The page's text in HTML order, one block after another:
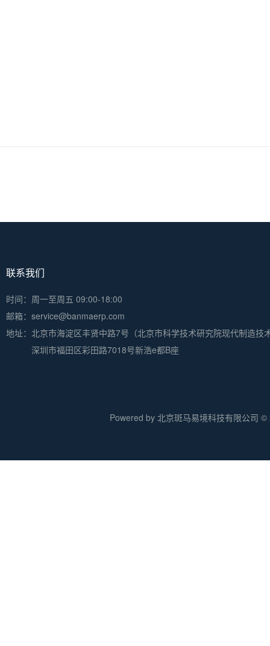
联系我们
时间：周一至周五 09:00-18:00
邮箱：service@banmaerp.com
地址： 北京市海淀区丰贤中路7号（北京市科学技术研究院现代制造技
深圳市福田区彩田路7018号新浩e都B座
Powered by 北京斑马易境科技有限公司